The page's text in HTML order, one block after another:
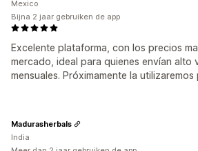
Excelente plataforma, con los precios
mercado, ideal para quienes envían alto
mensuales. Próximamente la utilizaremos
Mexico
Bijna 2 jaar gebruiken de app
Madurasherbals
India